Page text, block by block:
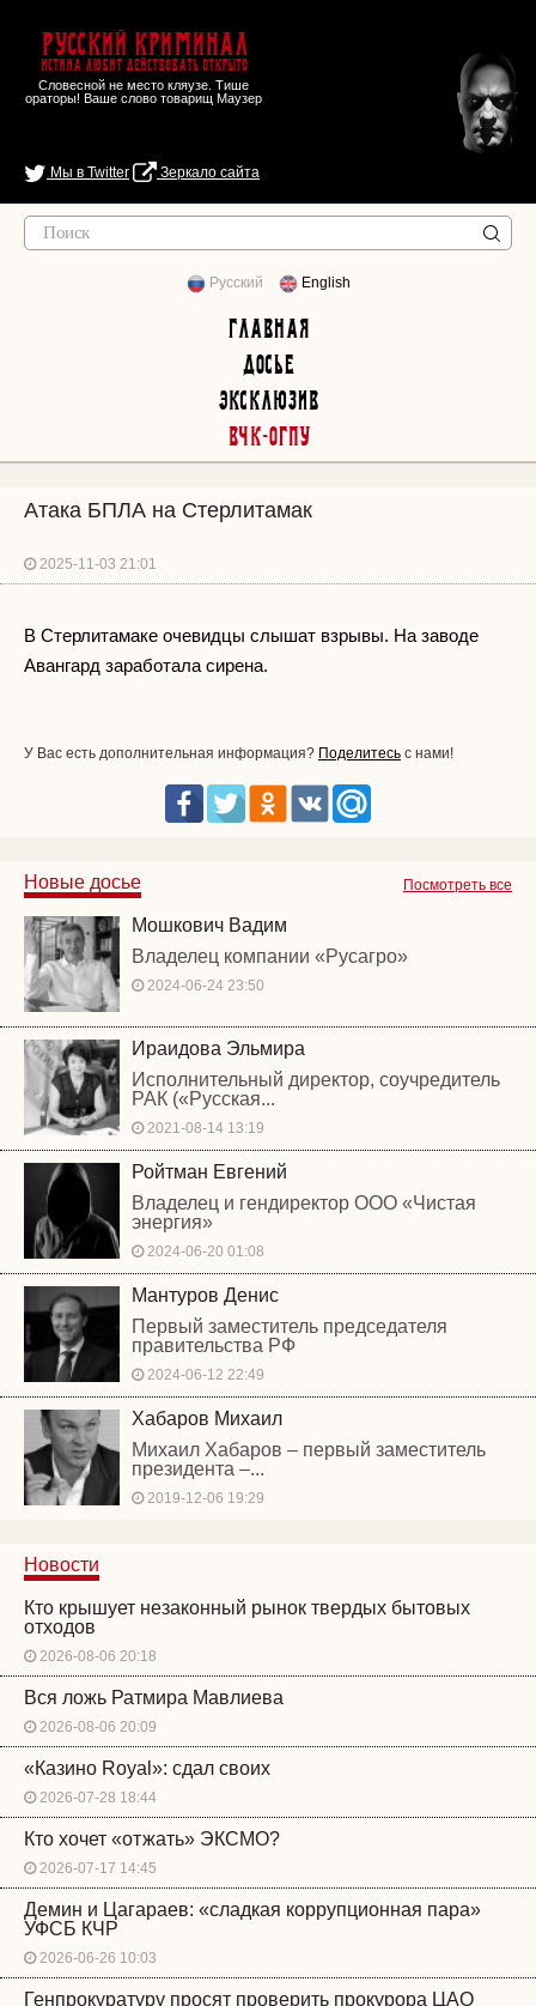
Русский Криминал
Истина любит действовать открыто
Словесной не место кляузе. Тише
ораторы! Ваше слово товарищ Маузер
Мы в Twitter Зеркало сайта
Русский English
Главная
Досье
Эксклюзив
ВЧК-ОГПУ
Атака БПЛА на Стерлитамак
2025-11-03 21:01
В Стерлитамаке очевидцы слышат взрывы. На заводе
Авангард заработала сирена.
У Вас есть дополнительная информация? Поделитесь с нами!
Посмотреть все
Новые досье
Мошкович Вадим
Владелец компании «Русагро»
2024-06-24 23:50
Ираидова Эльмира
Исполнительный директор, соучредитель
РАК («Русская...
2021-08-14 13:19
Ройтман Евгений
Владелец и гендиректор ООО «Чистая
энергия»
2024-06-20 01:08
Мантуров Денис
Первый заместитель председателя
правительства РФ
2024-06-12 22:49
Хабаров Михаил
Михаил Хабаров – первый заместитель
президента –...
2019-12-06 19:29
Новости
Кто крышует незаконный рынок твердых бытовых
отходов
2026-08-06 20:18
Вся ложь Ратмира Мавлиева
2026-08-06 20:09
«Казино Royal»: сдал своих
2026-07-28 18:44
Кто хочет «отжать» ЭКСМО?
2026-07-17 14:45
Демин и Цагараев: «сладкая коррупционная пара»
УФСБ КЧР
2026-06-26 10:03
Генпрокуратуру просят проверить прокурора ЦАО